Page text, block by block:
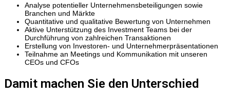
Analyse potentieller Unternehmensbeteiligungen sowie
Branchen und Märkte
Quantitative und qualitative Bewertung von Unternehmen
Aktive Unterstützung des Investment Teams bei der
Durchführung von zahlreichen Transaktionen
Erstellung von Investoren- und Unternehmerpräsentationen
Teilnahme an Meetings und Kommunikation mit unseren
CEOs und CFOs
Damit machen Sie den Unterschied